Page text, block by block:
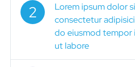
2
Lorem ipsum dolor
consectetur
do eiusmod tempor
ut labore